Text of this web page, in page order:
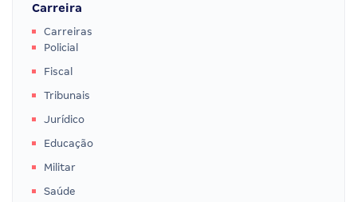
Carreira
Carreiras
Policial
Fiscal
Tribunais
Jurídico
Educação
Militar
Saúde